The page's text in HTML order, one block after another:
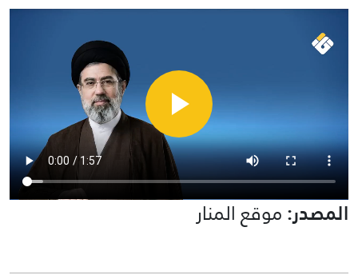
المصدر:موقع المنار